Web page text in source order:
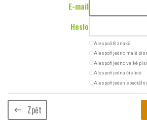
E-mail
Heslo
radio_button_uncheckedAlespoň 8 znaků
radio_button_uncheckedAlespoň jedno malé
radio_button_uncheckedAlespoň jedno velké
radio_button_uncheckedAlespoň jedna číslice
radio_button_uncheckedAlespoň jeden
keyboard_backspace Zpět